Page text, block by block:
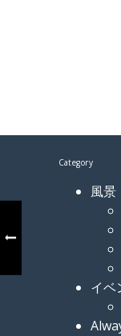
Category
風景
イベ